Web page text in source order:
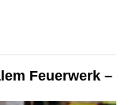
Feuerwerk –